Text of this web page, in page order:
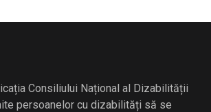
Consiliului Național al Dizabilității
persoanelor cu dizabilități să se